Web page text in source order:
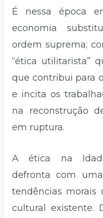
É nessa época
economia
ordem suprema;
“ética utilitarista”
que contribui para
e incita os
na reconstrução
em ruptura.
A ética na
defronta com
tendências morais
cultural existente.